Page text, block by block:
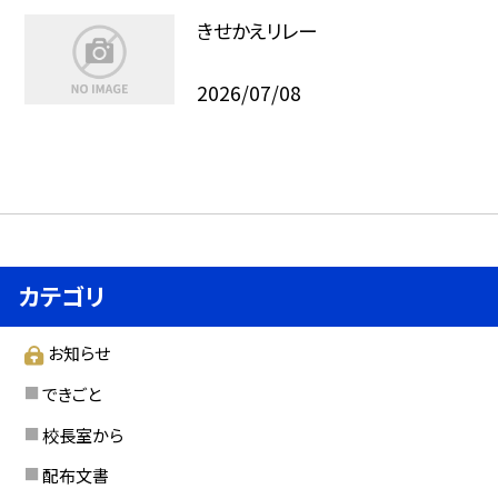
きせかえリレー
2026/07/08
カテゴリ
お知らせ
できごと
校長室から
配布文書